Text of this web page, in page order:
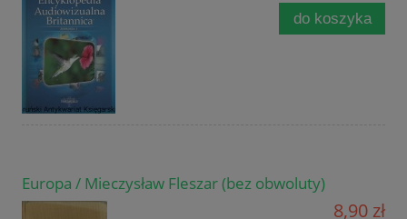
do koszyka
Europa / Mieczysław Fleszar (bez obwoluty)
8,90 zł